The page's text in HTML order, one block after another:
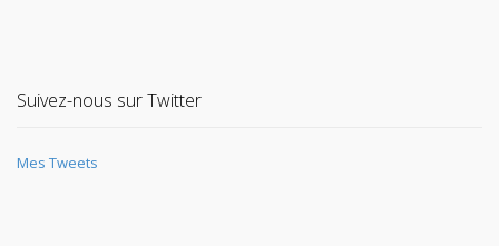
Suivez-nous sur Twitter
Mes Tweets